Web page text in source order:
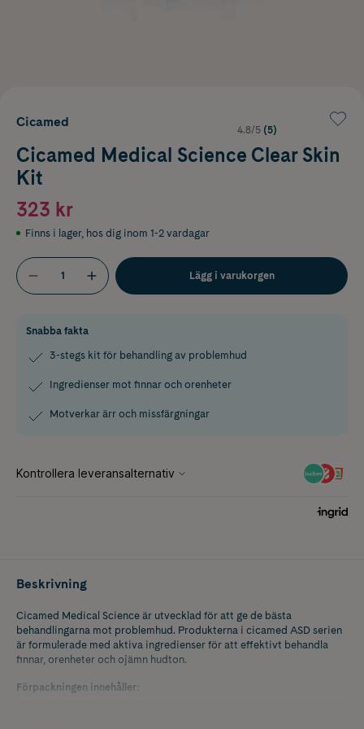
Cicamed
4.8/5 (5)
Cicamed Medical Science Clear Skin
Kit
323 kr
Finns i lager, hos dig inom 1-2 vardagar
Lägg i varukorgen
Snabba fakta
3-stegs kit för behandling av problemhud
Ingredienser mot finnar och orenheter
Motverkar ärr och missfärgningar
Beskrivning
Cicamed Medical Science är utvecklad för att ge de bästa
behandlingarna mot problemhud. Produkterna i cicamed ASD serien
är formulerade med aktiva ingredienser för att effektivt behandla
finnar, orenheter och ojämn hudton.
Förpackningen innehåller: